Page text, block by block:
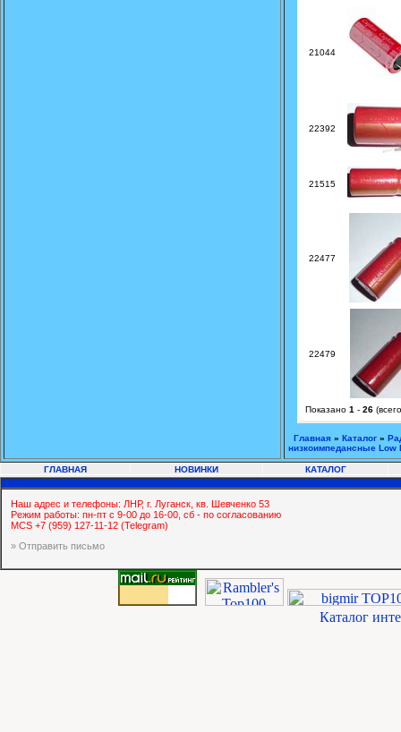
21044
22392
21515
22477
22479
Показано 1 - 26
Главная » Каталог »
низкоимпедансные Low
ГЛАВНАЯ НОВИНКИ КАТАЛОГ
Наш адрес и телефоны: ЛНР, г. Луганск, кв. Шевченко 53
Режим работы: пн-пт с 9-00 до 16-00, сб - по согласованию
MCS +7 (959) 127-11-12 (Telegram)
» Отправить письмо
Каталог